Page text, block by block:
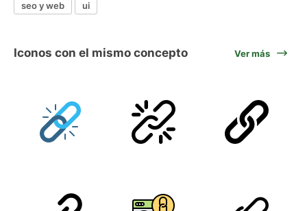
seo y web
ui
Iconos con el mismo concepto Ver más